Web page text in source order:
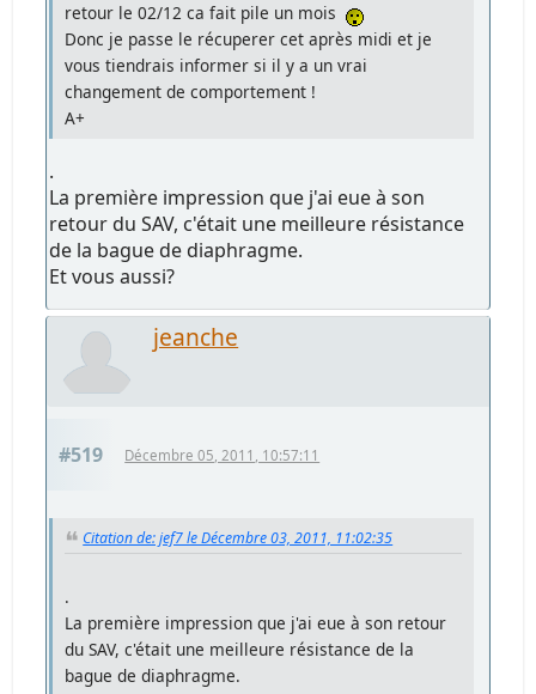
retour le 02/12 ca fait pile un mois
Donc je passe le récuperer cet après midi et je
vous tiendrais informer si il y a un vrai
changement de comportement !
A+
.
La première impression que j'ai eue à son
retour du SAV, c'était une meilleure résistance
de la bague de diaphragme.
Et vous aussi?
jeanche
#519 Décembre 05, 2011, 10:57:11
Citation de: jef7 le Décembre 03, 2011, 11:02:35
.
La première impression que j'ai eue à son retour
du SAV, c'était une meilleure résistance de la
bague de diaphragme.